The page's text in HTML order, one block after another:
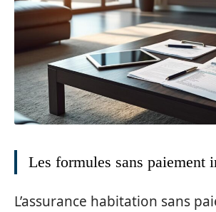
Les formules sans paiement
L’assurance habitation sans